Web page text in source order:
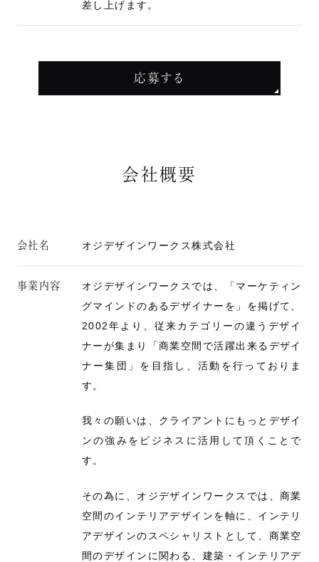
差し上げます。
応募する
会社概要
会社名 オジデザインワークス株式会社
事業内容
オジデザインワークスでは、「マーケティン
グマインドのあるデザイナーを」を掲げて、
2002年より、従来カテゴリーの違うデザイ
ナーが集まり「商業空間で活躍出来るデザイ
ナー集団」を目指し、活動を行っておりま
す。
我々の願いは、クライアントにもっとデザイ
ンの強みをビジネスに活用して頂くことで
す。
その為に、オジデザインワークスでは、商業
空間のインテリアデザインを軸に、インテリ
アデザインのスペシャリストとして、商業空
間のデザインに関わる、建築・インテリアデ